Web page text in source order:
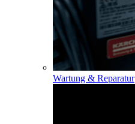
Wartung & Reparatur